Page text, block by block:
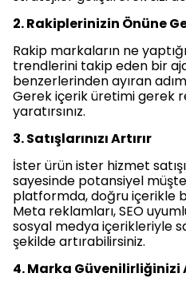
2. Rakiplerinizin Önüne
Rakip markaların ne
trendlerini takip eden bir
benzerlerinden ayıran
Gerek içerik üretimi gerek
yaratırsınız.
3. Satışlarınızı Artırır
İster ürün ister hizmet
sayesinde potansiyel
platformda, doğru içerikle
Meta reklamları, SEO
sosyal medya içerikleriyle
şekilde artırabilirsiniz.
4. Marka Güvenilirliğinizi